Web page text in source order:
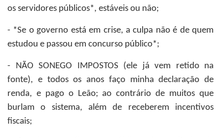
os servidores públicos*, estáveis ou não;
- *Se o governo está em crise, a culpa não é de quem
estudou e passou em concurso público*;
- NÃO SONEGO IMPOSTOS (ele já vem retido na
fonte), e todos os anos faço minha declaração de
renda, e pago o Leão; ao contrário de muitos que
burlam o sistema, além de receberem incentivos
fiscais;